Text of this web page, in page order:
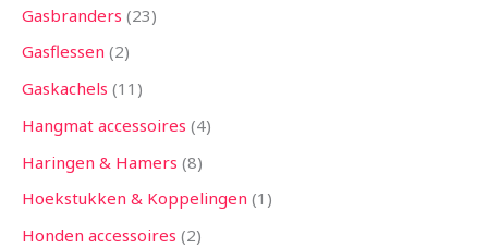
Gasbranders 23
Gasflessen 2
Gaskachels 11
Hangmat accessoires 4
Haringen & Hamers 8
Hoekstukken & Koppelingen 1
Honden accessoires 2